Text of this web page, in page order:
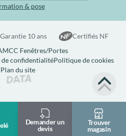
& pose
Garantie 10 ans
Certifiés NF
Fenêtres/Portes
confidentialitéPolitique de cookies
Plan du site
Site réalisé par Data Projekt
Demander un
devis
Trouver
magasin